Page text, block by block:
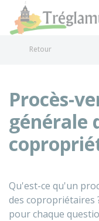
Retour
Procès-
générale
Qu'est-ce qu'un
des copropriétaires
pour chaque